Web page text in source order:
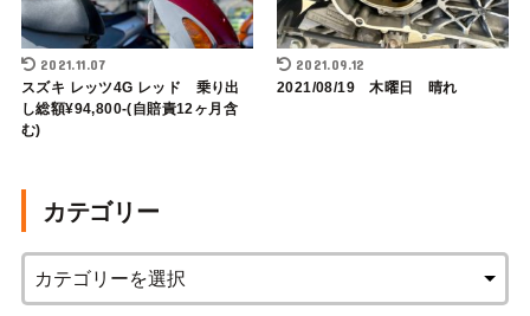
2021.11.07
スズキ レッツ4G レッド 乗り出
し総額¥94,800-(自賠責12ヶ月含
む)
2021.09.12
2021/08/19 木曜日 晴れ
カテゴリー